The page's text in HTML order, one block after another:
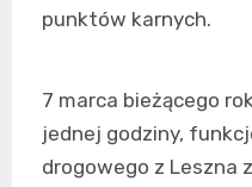
punktów karnych.
7 marca bieżącego
jednej godziny,
drogowego z Leszna